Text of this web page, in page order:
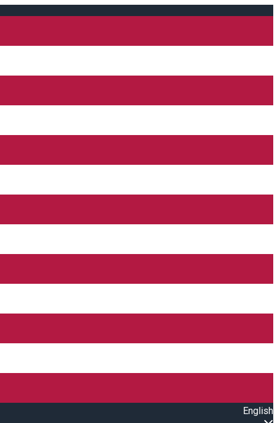
English